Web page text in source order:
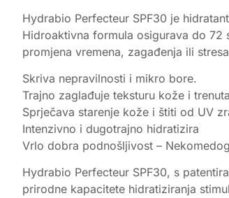
Hydrabio Perfecteur SPF30 je
Hidroaktivna formula osigurava do 72
promjena vremena, zagađenja ili
Skriva nepravilnosti i mikro bore.
Trajno zaglađuje teksturu kože i
Sprječava starenje kože i štiti od UV
Intenzivno i dugotrajno hidratizira
Vrlo dobra podnošljivost –
Hydrabio Perfecteur SPF30, s
prirodne kapacitete hidratiziranja